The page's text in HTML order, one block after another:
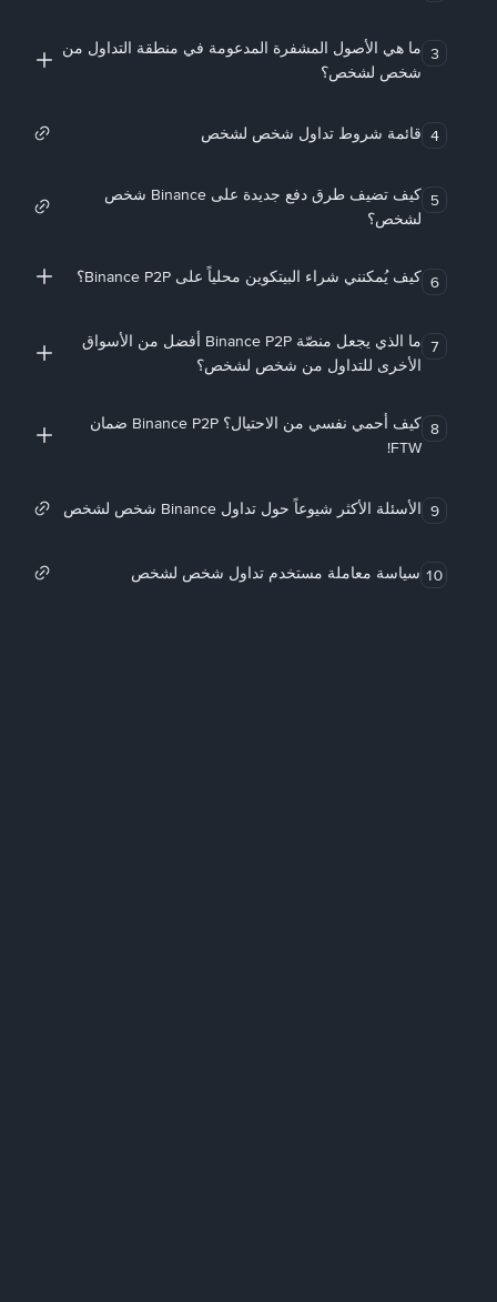
3 ما هي الأصول المشفرة المدعومة في منطقة التداول من
شخص لشخص؟
4 قائمة شروط تداول شخص لشخص
5
كيف تضيف طرق دفع جديدة على Binance شخص
لشخص؟
6 كيف يُمكنني شراء البيتكوين محلياً على Binance P2P؟
7
ما الذي يجعل منصّة Binance P2P أفضل من الأسواق
الأخرى للتداول من شخص لشخص؟
8
كيف أحمي نفسي من الاحتيال؟ Binance P2P ضمان
FTW!
9 الأسئلة الأكثر شيوعاً حول تداول Binance شخص لشخص
10 سياسة معاملة مستخدم تداول شخص لشخص